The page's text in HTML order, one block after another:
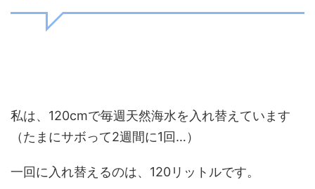
私は、120cmで毎週天然海水を入れ替えています
（たまにサボって2週間に1回…）
一回に入れ替えるのは、120リットルです。